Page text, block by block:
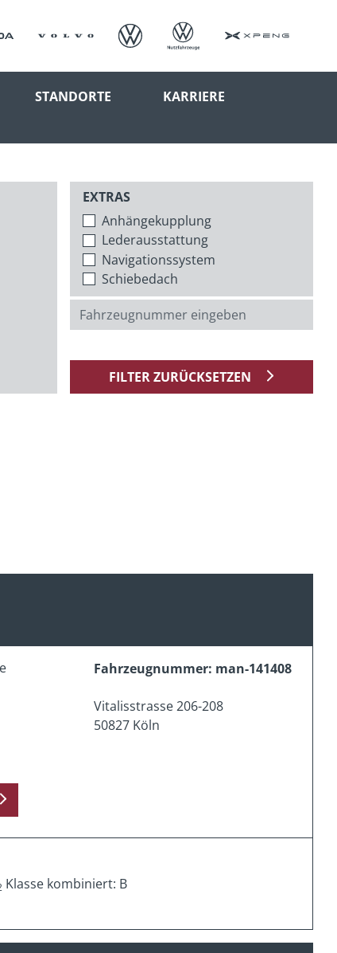
STANDORTE KARRIERE
EXTRAS
Anhängekupplung
Lederausstattung
Navigationssystem
Schiebedach
FILTER ZURÜCKSETZEN
Fahrzeugnummer: man-141408
Vitalisstrasse 206-208
50827 Köln
Klasse kombiniert: B